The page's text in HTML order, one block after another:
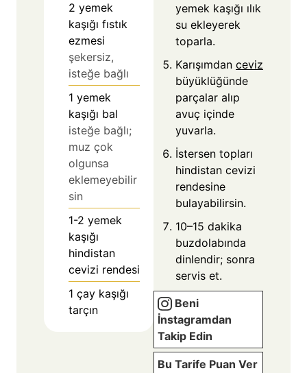
2 yemek
kaşığı fıstık
ezmesi
şekersiz,
isteğe bağlı
1 yemek
kaşığı bal
isteğe bağlı;
muz çok
olgunsa
eklemeyebilir
sin
1-2 yemek
kaşığı
hindistan
cevizi rendesi
1 çay kaşığı
tarçın
yemek kaşığı ılık
su ekleyerek
toparla.
Karışımdan ceviz
büyüklüğünde
parçalar alıp
avuç içinde
yuvarla.
İstersen topları
hindistan cevizi
rendesine
bulayabilirsin.
10–15 dakika
buzdolabında
dinlendir; sonra
servis et.
Beni
İnstagramdan
Takip Edin
Bu Tarife Puan Ver